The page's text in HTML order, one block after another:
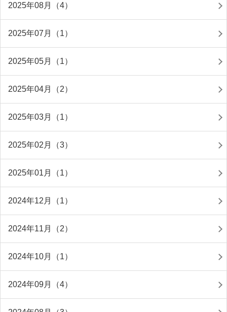
2025年08月（4）
2025年07月（1）
2025年05月（1）
2025年04月（2）
2025年03月（1）
2025年02月（3）
2025年01月（1）
2024年12月（1）
2024年11月（2）
2024年10月（1）
2024年09月（4）